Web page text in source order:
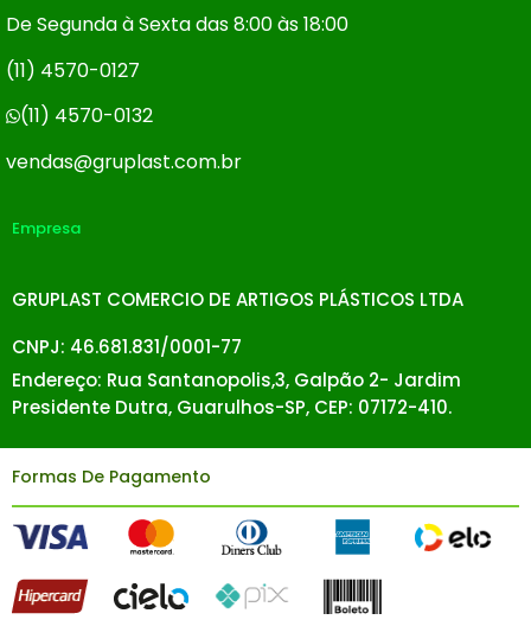
De Segunda à Sexta das 8:00 às 18:00
(11) 4570-0127
(11) 4570-0132
vendas@gruplast.com.br
Empresa
GRUPLAST COMERCIO DE ARTIGOS PLÁSTICOS LTDA
CNPJ: 46.681.831/0001-77
Endereço: Rua Santanopolis,3, Galpão 2- Jardim
Presidente Dutra, Guarulhos-SP, CEP: 07172-410.
Formas De Pagamento